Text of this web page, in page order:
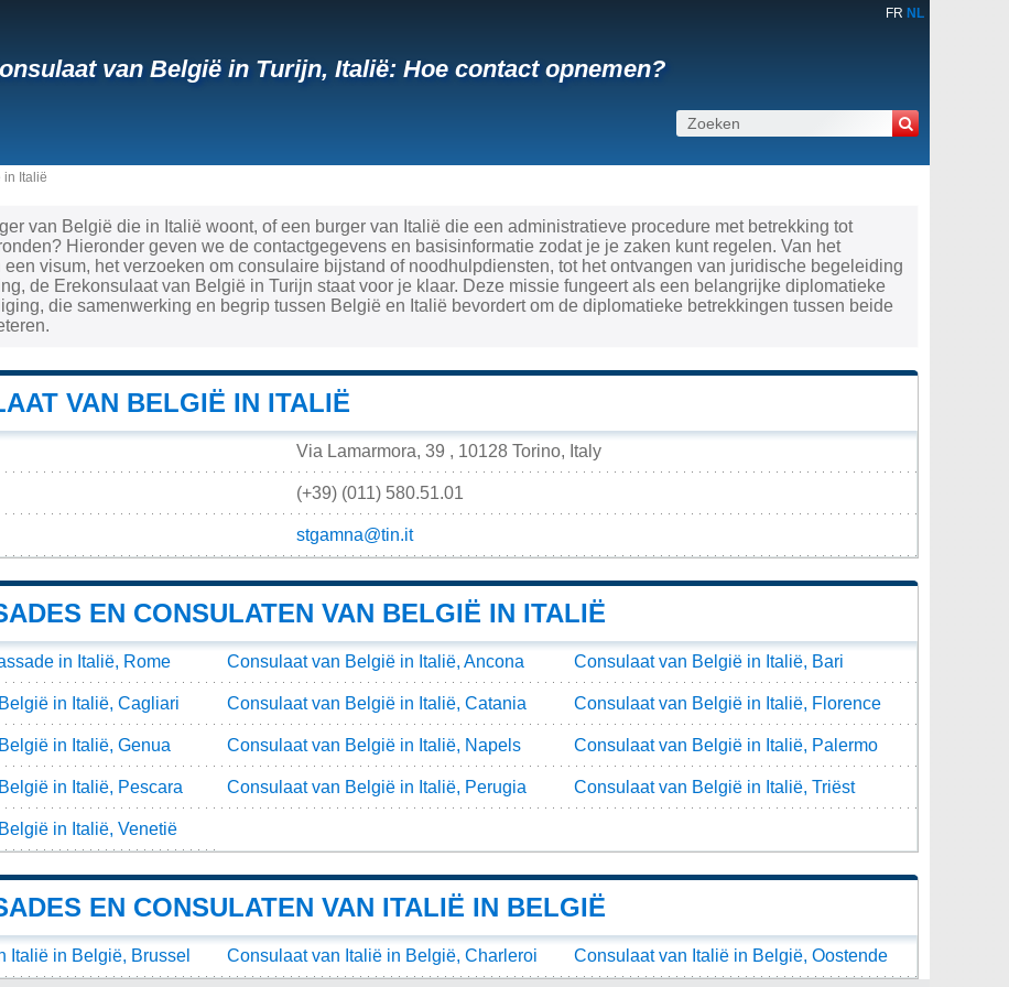
FR NL
van België in Turijn, Italië: Hoe contact opnemen?
in Italië
van België die in Italië woont, of een burger van Italië die een administratieve procedure met betrekking tot
Hieronder geven we de contactgegevens en basisinformatie zodat je je zaken kunt regelen. Van het
visum, het verzoeken om consulaire bijstand of noodhulpdiensten, tot het ontvangen van juridische begeleiding
de Erekonsulaat van België in Turijn staat voor je klaar. Deze missie fungeert als een belangrijke diplomatieke
die samenwerking en begrip tussen België en Italië bevordert om de diplomatieke betrekkingen tussen beide
VAN BELGIË IN ITALIË
Via Lamarmora, 39 , 10128 Torino, Italy
(+39) (011) 580.51.01
stgamna@tin.it
EN CONSULATEN VAN BELGIË IN ITALIË
in Italië, Rome Consulaat van België in Italië, Ancona Consulaat van België in Italië, Bari
in Italië, Cagliari Consulaat van België in Italië, Catania Consulaat van België in Italië, Florence
in Italië, Genua Consulaat van België in Italië, Napels Consulaat van België in Italië, Palermo
in Italië, Pescara Consulaat van België in Italië, Perugia Consulaat van België in Italië, Triëst
in Italië, Venetië
EN CONSULATEN VAN ITALIË IN BELGIË
Italië in België, Brussel Consulaat van Italië in België, Charleroi Consulaat van Italië in België, Oostende